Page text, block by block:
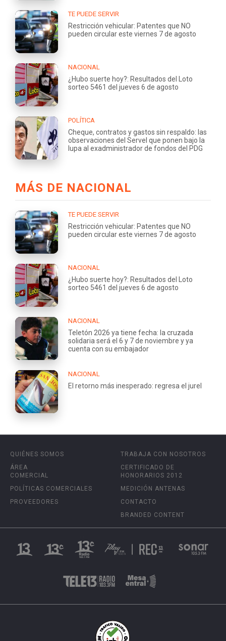
TE PUEDE SERVIR
Restricción vehicular: Patentes que NO
pueden circular este viernes 7 de agosto
NACIONAL
¿Hubo suerte hoy?: Resultados del Loto
sorteo 5461 del jueves 6 de agosto
POLÍTICA
Cheque, contratos y gastos sin respaldo: las
observaciones del Servel que ponen bajo la
lupa al exadministrador de fondos del PDG
MÁS DE NACIONAL
TE PUEDE SERVIR
Restricción vehicular: Patentes que NO
pueden circular este viernes 7 de agosto
NACIONAL
¿Hubo suerte hoy?: Resultados del Loto
sorteo 5461 del jueves 6 de agosto
NACIONAL
Teletón 2026 ya tiene fecha: la cruzada
solidaria será el 6 y 7 de noviembre y ya
cuenta con su embajador
NACIONAL
El retorno más inesperado: regresa el jurel
QUIÉNES SOMOS
ÁREA
COMERCIAL
POLÍTICAS COMERCIALES
PROVEEDORES
TRABAJA CON NOSOTROS
CERTIFICADO DE
HONORARIOS 2012
MEDICIÓN ANTENAS
CONTACTO
BRANDED CONTENT